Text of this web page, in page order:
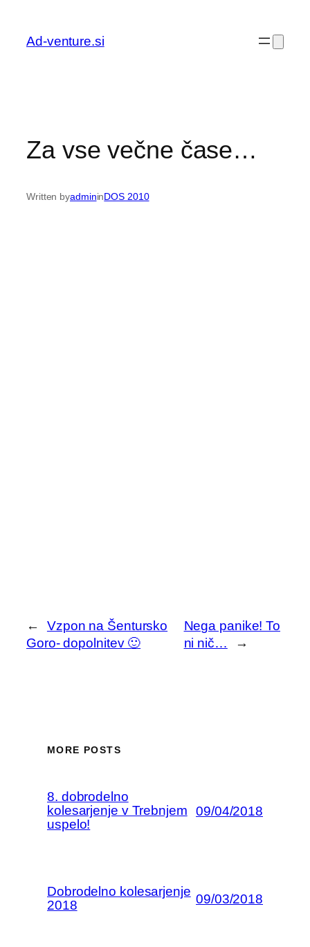
vsebino
Ad-venture.si
Za vse večne čase…
Written byadmininDOS 2010
←
Vzpon na Šentursko
Goro- dopolnitev 🙂
Nega panike! To
ni nič…
→
MORE POSTS
8. dobrodelno
kolesarjenje v Trebnjem
uspelo!
09/04/2018
Dobrodelno kolesarjenje
2018
09/03/2018